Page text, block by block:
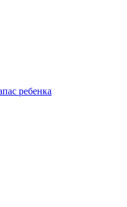
ребенка